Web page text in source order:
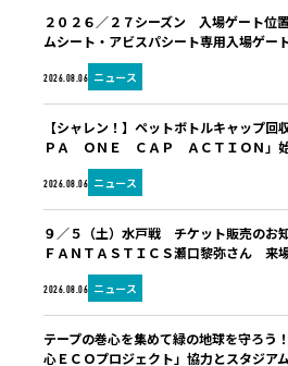
2026.08.06 ニュース
２０２６／２７シーズン 入場ゲート位
ムシート・アビスパシート専用入場ゲー
2026.08.06 ニュース
【シャレン！】ペットボトルキャップ回
ＰＡ ＯＮＥ ＣＡＰ ＡＣＴＩＯＮ」
2026.08.06 ニュース
９／５（土）水戸戦 チケット販売のお
ＦＡＮＴＡＳＴＩＣＳ瀬口黎弥さん 来
テープの巻心を集めて緑の地球を守ろ
心ＥＣＯプロジェクト」協力とスタジア